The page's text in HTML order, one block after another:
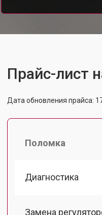
Прайс-лист
Дата обновления прайса:
Поломка
Диагностика
Замена